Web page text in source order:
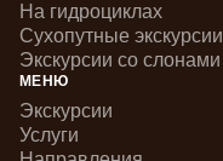
На гидроциклах
Сухопутные экскурсии
Экскурсии со слонами
МЕНЮ
Экскурсии
Услуги